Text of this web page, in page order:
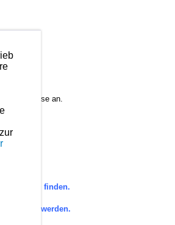
Sie diese an.
zu finden.
angefragt werden.